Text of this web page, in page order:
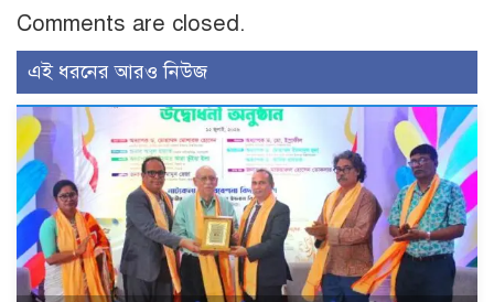
Comments are closed.
এই ধরনের আরও নিউজ